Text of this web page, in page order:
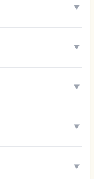
▼
▼
▼
▼
▼